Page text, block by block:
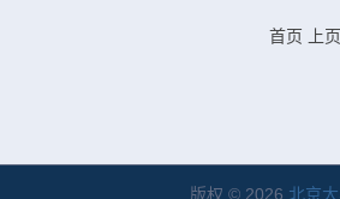
首页 上页
版权 © 2026 北京